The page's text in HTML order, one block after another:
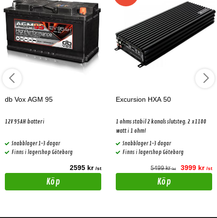
db Vox AGM 95
12V 95AH batteri
Snabblager 1-3 dagar
Finns i lagershop Göteborg
2595 kr /st
Köp
Excursion HXA 50
1 ohms stabil 2 kanals slutsteg. 2 x1100
watt i 1 ohm!
Snabblager 1-3 dagar
Finns i lagershop Göteborg
5499 kr/st 3999 kr /st
Köp